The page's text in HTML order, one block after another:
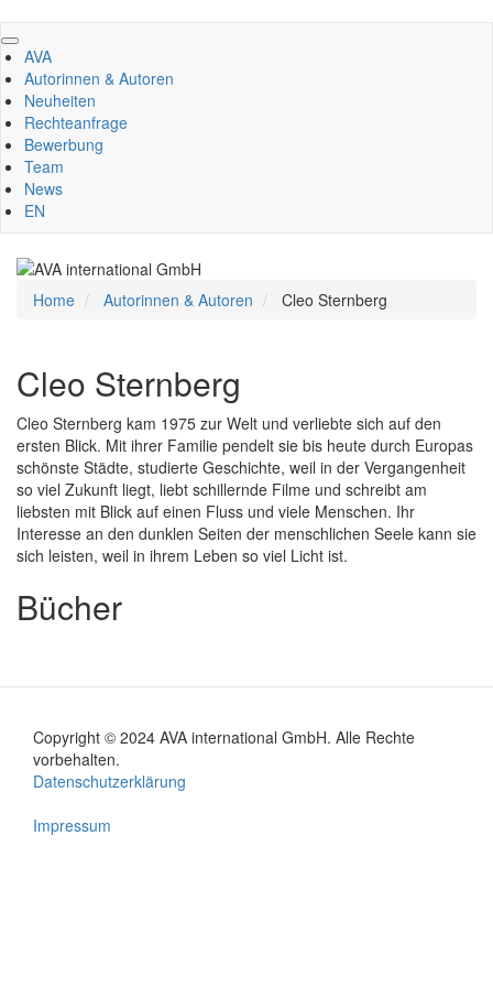
Direkt
zum
Inhalt
AVA
Autorinnen & Autoren
Neuheiten
Rechteanfrage
Bewerbung
Team
News
EN
Home Autorinnen & Autoren Cleo Sternberg
Cleo Sternberg
Cleo Sternberg kam 1975 zur Welt und verliebte sich auf den
ersten Blick. Mit ihrer Familie pendelt sie bis heute durch Europas
schönste Städte, studierte Geschichte, weil in der Vergangenheit
so viel Zukunft liegt, liebt schillernde Filme und schreibt am
liebsten mit Blick auf einen Fluss und viele Menschen. Ihr
Interesse an den dunklen Seiten der menschlichen Seele kann sie
sich leisten, weil in ihrem Leben so viel Licht ist.
Bücher
Copyright © 2024 AVA international GmbH. Alle Rechte
vorbehalten.
Footer
menu
Datenschutzerklärung
Impressum